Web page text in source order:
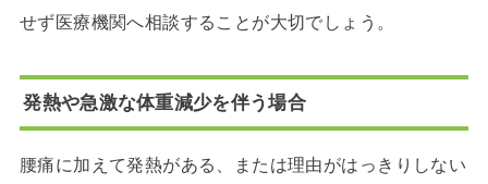
せず医療機関へ相談することが大切でしょう。
発熱や急激な体重減少を伴う場合
腰痛に加えて発熱がある、または理由がはっきりしない